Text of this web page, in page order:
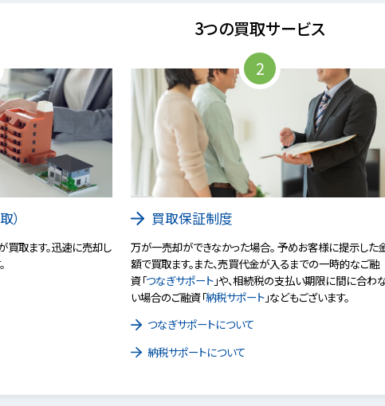
3つの買取サービス
）
取ます。迅速に売却し
2
買取保証制度
万が一売却ができなかった場合。 予めお客様に提示した
額で買取ます。また、売買代金が入るまでの一時的なご融
資「つなぎサポート 」や、相続税の支払い期限に間に合わ
い場合のご融資「納税サポート 」などもございます。
つなぎサポートについて
納税サポートについて